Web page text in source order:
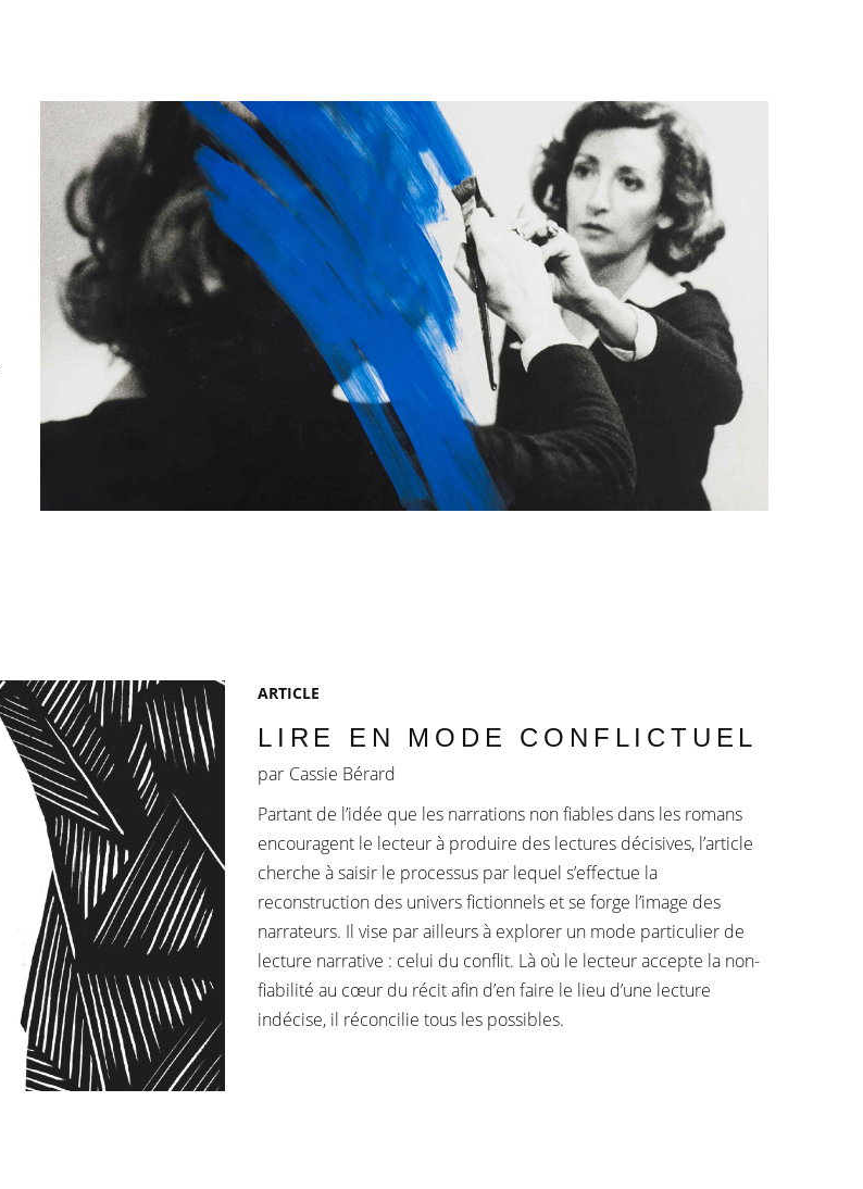
ARTICLE
LIRE EN MODE CONFLICTUEL
par Cassie Bérard
Partant de l’idée que les narrations non fiables dans les romans
encouragent le lecteur à produire des lectures décisives, l’article
cherche à saisir le processus par lequel s’effectue la
reconstruction des univers fictionnels et se forge l’image des
narrateurs. Il vise par ailleurs à explorer un mode particulier de
lecture narrative : celui du conflit. Là où le lecteur accepte la non-
fiabilité au cœur du récit afin d’en faire le lieu d’une lecture
indécise, il réconcilie tous les possibles.